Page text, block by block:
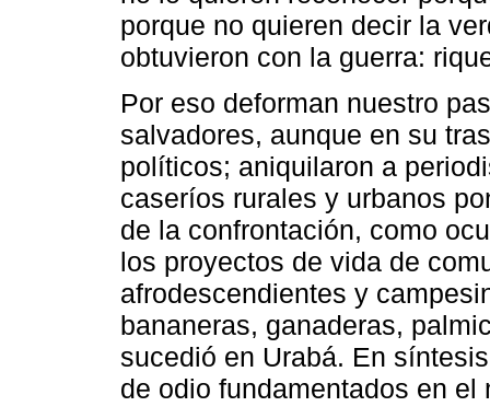
porque no quieren decir la
obtuvieron con la guerra:
Por eso deforman nuestro
salvadores, aunque en su
políticos; aniquilaron a
caseríos rurales y urbanos
de la confrontación, como
los proyectos de vida de
afrodescendientes y
bananeras, ganaderas,
sucedió en Urabá. En
de odio fundamentados en el